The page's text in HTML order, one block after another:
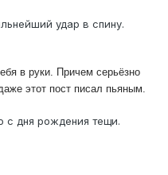
удар в спину.
в руки. Причем серьёзно
этот пост писал пьяным.
с дня рождения тещи.